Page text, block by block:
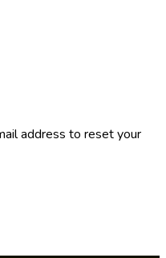
address to reset your